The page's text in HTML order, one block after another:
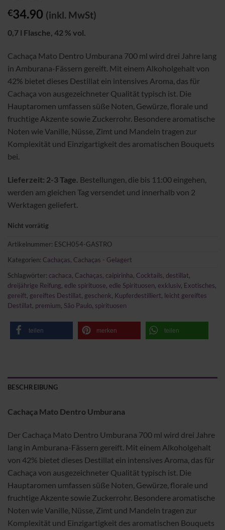
€34.90 (inkl. MwSt)
0,7 l Flasche, 42 % vol.
Cachaça Mato Dentro Umburana 700 ml wird drei Jahre lang
in Amburana-Fässern gereift. Mit einem Alkoholgehalt von
42% bietet dieses Destillat ein intensives Aroma, das für
Cachaça von ausgezeichneter Qualität typisch ist. Die
Hauptaromen umfassen süße Noten, Gewürze, florale und
fruchtige Akzente sowie Zuckerrohr. Besondere aromatische
Noten wie Vanille, Nüsse, Zimt und Mandeln tragen zur
Komplexität und Einzigartigkeit des aromatischen Bouquets
bei.
Lieferzeit: 2-3 Tage. Bestellungen, die bis 11:00 eingehen,
werden am gleichen Tag versendet und innerhalb von 2
Werktagen geliefert.
Nicht vorrätig
Artikelnummer: ESCH054-GASTRO
Kategorien: Cachaças, Cachaças - Gelagert
Schlagwörter: cachaca, Cachaças, caipirinha, Cocktails, destillat,
dreijährige Reifung, edle spirituose, edle Spirituosen, exklusiv, Exotisches,
gereift, gereiftes Destillat, geschenk, Kupferdestilliert, leicht gereiftes
Destillat, premium, São Paulo, spirituosen
teilen merken teilen
BESCHREIBUNG
Cachaça Mato Dentro Umburana
Der Cachaça Mato Dentro Umburana 700 ml wird drei Jahre
lang in Amburana-Fässern gereift. Mit einem Alkoholgehalt
von 42% bietet dieses Destillat ein intensives Aroma, das für
Cachaça von ausgezeichneter Qualität typisch ist. Die
Hauptaromen umfassen süße Noten, Gewürze, florale und
fruchtige Akzente sowie Zuckerrohr. Besondere aromatische
Noten wie Vanille, Nüsse, Zimt und Mandeln tragen zur
Komplexität und Einzigartigkeit des aromatischen Bouquets